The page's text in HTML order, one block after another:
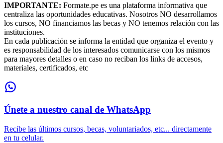
IMPORTANTE: Formate.pe es una plataforma informativa que
centraliza las oportunidades educativas. Nosotros NO desarrollamos
los cursos, NO financiamos las becas y NO tenemos relación con las
instituciones.
En cada publicación se informa la entidad que organiza el evento y
es responsabilidad de los interesados comunicarse con los mismos
para mayores detalles o en caso no reciban los links de accesos,
materiales, certificados, etc
Únete a nuestro canal de WhatsApp
Recibe las últimos cursos, becas, voluntariados, etc... directamente
en tu celular.